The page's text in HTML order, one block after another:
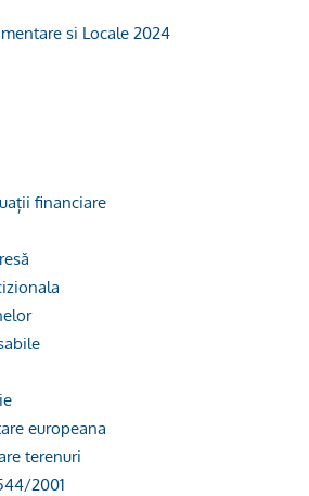
si Locale 2024
financiare
europeana
terenuri
2001